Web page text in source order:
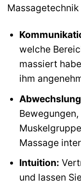
welche
massiert
ihm
Massage
Intuition:
und lassen